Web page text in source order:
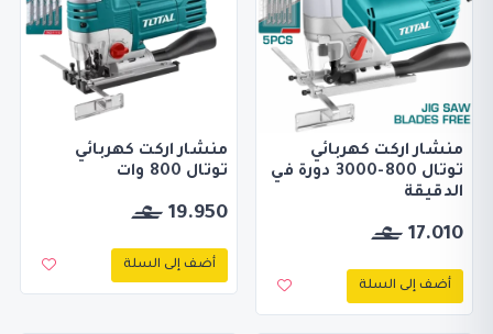
منشار اركت كهربائي
توتال 800-3000 دورة في
الدقيقة
17.010
أضف إلى السلة
منشار اركت كهربائي
توتال 800 وات
19.950
أضف إلى السلة